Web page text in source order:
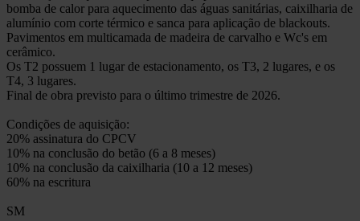
bomba de calor para aquecimento das águas sanitárias, caixilharia de
alumínio com corte térmico e sanca para aplicação de blackouts.
Pavimentos em multicamada de madeira de carvalho e Wc's em
cerâmico.
Os T2 possuem 1 lugar de estacionamento, os T3, 2 lugares, e os
T4, 3 lugares.
Final de obra previsto para o último trimestre de 2026.
Condições de aquisição:
20% assinatura do CPCV
10% na conclusão do betão (6 a 8 meses)
10% na conclusão da caixilharia (10 a 12 meses)
60% na escritura
SM